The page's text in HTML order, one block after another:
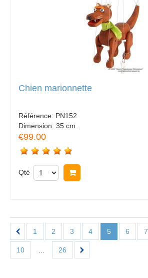
Chien marionnette
Référence: PN152
Dimension: 35 cm.
€99.00
Qté
1 2 3 4 5 6 7
10 26